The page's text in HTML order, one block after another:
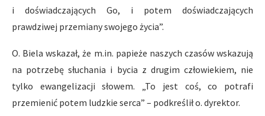
i doświadczających Go, i potem doświadczających
prawdziwej przemiany swojego życia”.
O. Biela wskazał, że m.in. papieże naszych czasów wskazują
na potrzebę słuchania i bycia z drugim człowiekiem, nie
tylko ewangelizacji słowem. „To jest coś, co potrafi
przemienić potem ludzkie serca” – podkreślił o. dyrektor.